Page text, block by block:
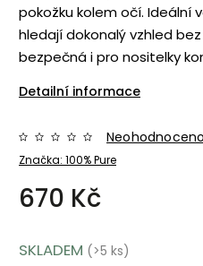
pokožku kolem očí. Ideální
hledají dokonalý vzhled
bezpečná i pro nositelky
Detailní informace
Značka: 100% Pure
Neohodnoceno
670 Kč
SKLADEM (>5 ks)